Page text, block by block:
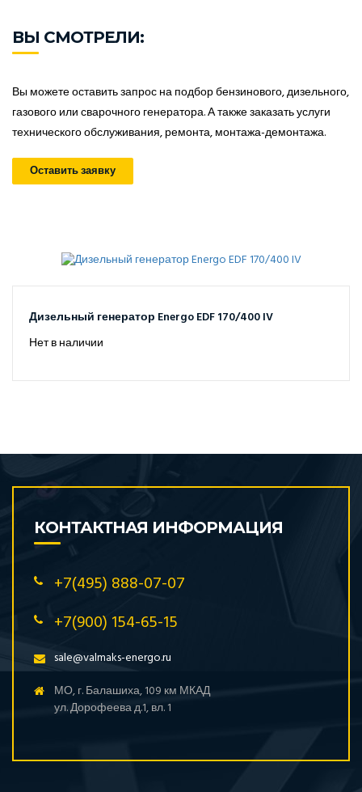
ВЫ СМОТРЕЛИ:
Вы можете оставить запрос на подбор бензинового, дизельного,
газового или сварочного генератора. А также заказать услуги
технического обслуживания, ремонта, монтажа-демонтажа.
Оставить заявку
Дизельный генератор Energo EDF 170/400 IV
Нет в наличии
КОНТАКТНАЯ ИНФОРМАЦИЯ
+7(495) 888-07-07
+7(900) 154-65-15
sale@valmaks-energo.ru
МО, г. Балашиха, 109 км МКАД
ул. Дорофеева д.1, вл. 1